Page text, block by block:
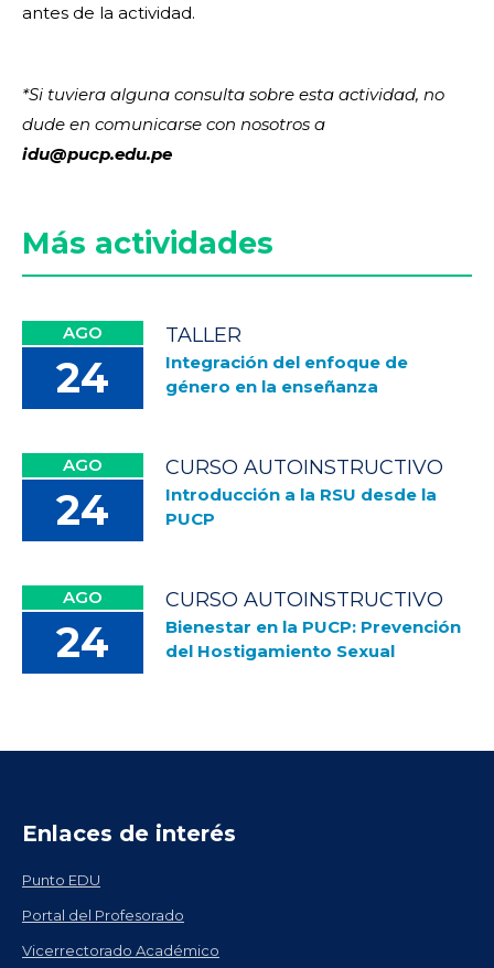
antes de la actividad.
*Si tuviera alguna consulta sobre esta actividad, no
dude en comunicarse con nosotros a
idu@pucp.edu.pe
Más actividades
AGO
24
TALLER
Integración del enfoque de
género en la enseñanza
AGO
24
CURSO AUTOINSTRUCTIVO
Introducción a la RSU desde la
PUCP
AGO
24
CURSO AUTOINSTRUCTIVO
Bienestar en la PUCP: Prevención
del Hostigamiento Sexual
Enlaces de interés
Punto EDU
Portal del Profesorado
Vicerrectorado Académico